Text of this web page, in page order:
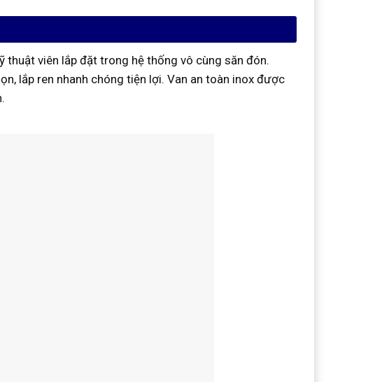
viên lắp đặt trong hệ thống vô cùng săn đón.
lắp ren nhanh chóng tiện lợi. Van an toàn inox được